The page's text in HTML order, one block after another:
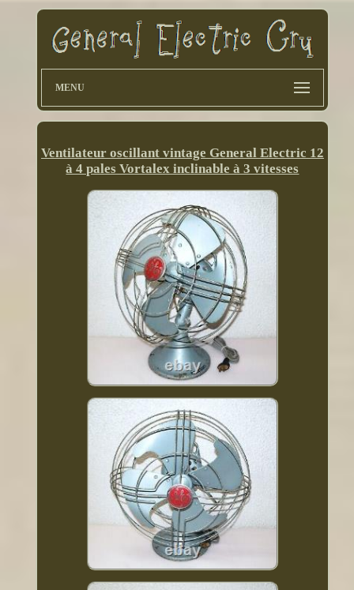
MENU
Ventilateur oscillant vintage General Electric 12
à 4 pales Vortalex inclinable à 3 vitesses